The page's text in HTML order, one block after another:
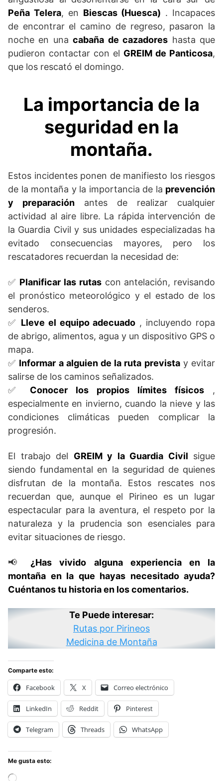
Peña Telera, en Biescas (Huesca) . Incapaces
de encontrar el camino de regreso, pasaron la
noche en unacabaña de cazadores hasta que
pudieron contactar con el GREIM de Panticosa,
que los rescató el domingo.
La importancia de la
seguridad en la
montaña.
Estos incidentes ponen de manifiesto los riesgos
de la montaña y la importancia de la prevención
y preparación antes de realizar cualquier
actividad al aire libre. La rápida intervención de
la Guardia Civil y sus unidades especializadas ha
evitado consecuencias mayores, pero los
rescatadores recuerdan la necesidad de:
✅ Planificar las rutascon antelación, revisando
el pronóstico meteorológico y el estado de los
senderos.
✅ Lleve el equipo adecuado , incluyendo ropa
de abrigo, alimentos, agua y un dispositivo GPS o
mapa.
✅ Informar a alguien de la ruta previstay evitar
salirse de los caminos señalizados.
✅ Conocer los propios límites físicos ,
especialmente en invierno, cuando la nieve y las
condiciones climáticas pueden complicar la
progresión.
El trabajo del GREIM y la Guardia Civil sigue
siendo fundamental en la seguridad de quienes
disfrutan de la montaña. Estos rescates nos
recuerdan que, aunque el Pirineo es un lugar
espectacular para la aventura, el respeto por la
naturaleza y la prudencia son esenciales para
evitar situaciones de riesgo.
📢¿Has vivido alguna experiencia en la
montaña en la que hayas necesitado ayuda?
Cuéntanos tu historia en los comentarios.
Te Puede interesar:
Rutas por Pirineos
Medicina de Montaña
Comparte esto:
Facebook X Correo electrónico
LinkedIn Reddit Pinterest
Telegram Threads WhatsApp
Me gusta esto: